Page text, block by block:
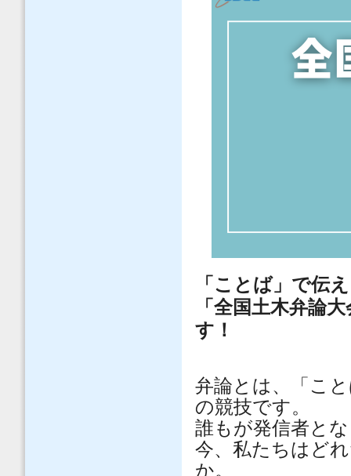
「ことば」で伝
「全国土木弁論
す！
弁論とは、「こ
の競技です。
誰もが発信者と
今、私たちはど
か。